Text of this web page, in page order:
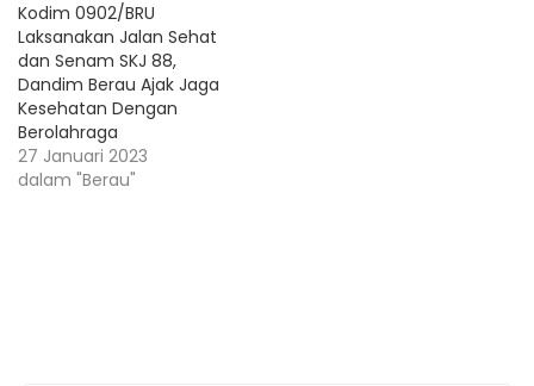
Kodim 0902/BRU
Laksanakan Jalan Sehat
dan Senam SKJ 88,
Dandim Berau Ajak Jaga
Kesehatan Dengan
Berolahraga
27 Januari 2023
dalam "Berau"